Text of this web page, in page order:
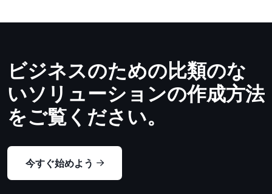
ビジネスのための比類のな
いソリューションの作成方法
をご覧ください。
今すぐ始めよう